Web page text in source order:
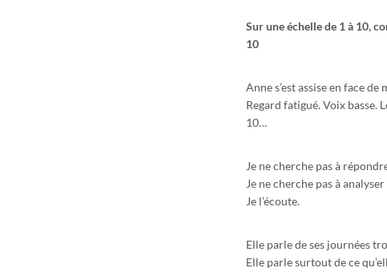
Sur une échelle de 1 à 10,
10
Anne s’est assise en face
Regard fatigué. Voix basse.
10…
Je ne cherche pas à
Je ne cherche pas à
Je l’écoute.
Elle parle de ses journées
Elle parle surtout de ce